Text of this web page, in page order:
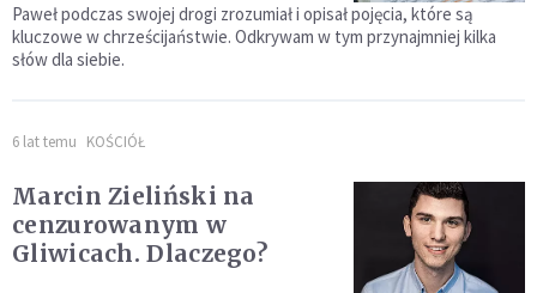
Paweł podczas swojej drogi zrozumiał i opisał pojęcia, które są
kluczowe w chrześcijaństwie. Odkrywam w tym przynajmniej kilka
słów dla siebie.
6 lat temu KOŚCIÓŁ
Marcin Zieliński na
cenzurowanym w
Gliwicach. Dlaczego?